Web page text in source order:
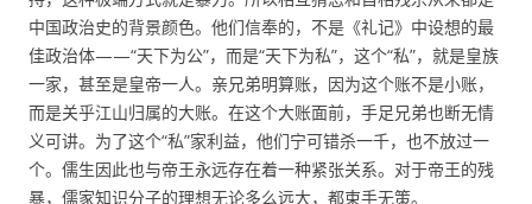
中国政治史的背景颜色。他们信奉的，不是《礼记》中设想的最
佳政治体——“天下为公”，而是“天下为私”，这个“私”，就是皇族
一家，甚至是皇帝一人。亲兄弟明算账，因为这个账不是小账，
而是关乎江山归属的大账。在这个大账面前，手足兄弟也断无情
义可讲。为了这个“私”家利益，他们宁可错杀一千，也不放过一
个。儒生因此也与帝王永远存在着一种紧张关系。对于帝王的残
暴，儒家知识分子的理想无论多么远大，都束手无策。